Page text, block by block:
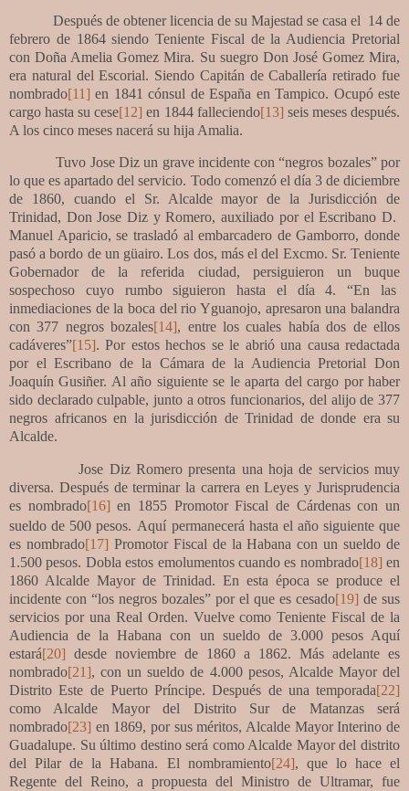
Después de obtener licencia de su Majestad se casa el 14 de
febrero de 1864 siendo Teniente Fiscal de la Audiencia Pretorial
con Doña Amelia Gomez Mira. Su suegro Don José Gomez Mira,
era natural del Escorial. Siendo Capitán de Caballería retirado fue
nombrado[11] en 1841 cónsul de España en Tampico. Ocupó este
cargo hasta su cese[12] en 1844 falleciendo[13] seis meses después.
A los cinco meses nacerá su hija Amalia.
Tuvo Jose Diz un grave incidente con “negros bozales” por
lo que es apartado del servicio. Todo comenzó el día 3 de diciembre
de 1860, cuando el Sr. Alcalde mayor de la Jurisdicción de
Trinidad, Don Jose Diz y Romero, auxiliado por el Escribano D.
Manuel Aparicio, se trasladó al embarcadero de Gamborro, donde
pasó a bordo de un güairo. Los dos, más el del Excmo. Sr. Teniente
Gobernador de la referida ciudad, persiguieron un buque
sospechoso cuyo rumbo siguieron hasta el día 4. “En las
inmediaciones de la boca del rio Yguanojo, apresaron una balandra
con 377 negros bozales[14], entre los cuales había dos de ellos
cadáveres”[15]. Por estos hechos se le abrió una causa redactada
por el Escribano de la Cámara de la Audiencia Pretorial Don
Joaquín Gusiñer. Al año siguiente se le aparta del cargo por haber
sido declarado culpable, junto a otros funcionarios, del alijo de 377
negros africanos en la jurisdicción de Trinidad de donde era su
Alcalde.
Jose Diz Romero presenta una hoja de servicios muy
diversa. Después de terminar la carrera en Leyes y Jurisprudencia
es nombrado[16] en 1855 Promotor Fiscal de Cárdenas con un
sueldo de 500 pesos. Aquí permanecerá hasta el año siguiente que
es nombrado[17] Promotor Fiscal de la Habana con un sueldo de
1.500 pesos. Dobla estos emolumentos cuando es nombrado[18] en
1860 Alcalde Mayor de Trinidad. En esta época se produce el
incidente con “los negros bozales” por el que es cesado[19] de sus
servicios por una Real Orden. Vuelve como Teniente Fiscal de la
Audiencia de la Habana con un sueldo de 3.000 pesos Aquí
estará[20] desde noviembre de 1860 a 1862. Más adelante es
nombrado[21], con un sueldo de 4.000 pesos, Alcalde Mayor del
Distrito Este de Puerto Príncipe. Después de una temporada[22]
como Alcalde Mayor del Distrito Sur de Matanzas será
nombrado[23] en 1869, por sus méritos, Alcalde Mayor Interino de
Guadalupe. Su último destino será como Alcalde Mayor del distrito
del Pilar de la Habana. El nombramiento[24], que lo hace el
Regente del Reino, a propuesta del Ministro de Ultramar, fue